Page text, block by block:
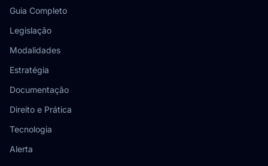
Guia Completo
Legislação
Modalidades
Estratégia
Documentação
Direito e Prática
Tecnologia
Alerta